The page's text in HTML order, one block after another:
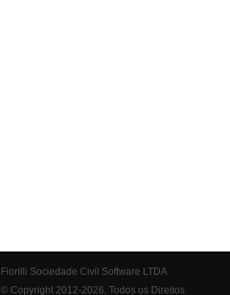
Fiorilli Sociedade Civil Software LTDA
© Copyright 2012-2026. Todos os Direitos